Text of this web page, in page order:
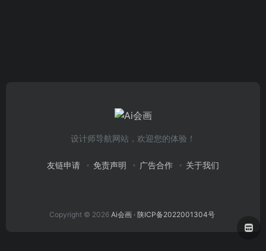
设计师导航网站，欢迎您的体验！
友链申请 免责声明 广告合作 关于我们
Copyright © 2026 Ai会画 · 陕ICP备2022001304号